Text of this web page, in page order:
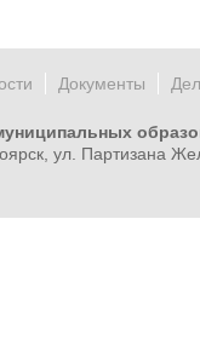
Документы
ул. Партизана